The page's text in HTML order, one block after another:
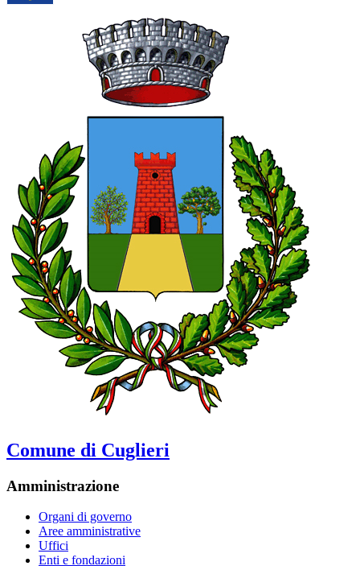
Comune di Cuglieri
Amministrazione
Organi di governo
Aree amministrative
Uffici
Enti e fondazioni